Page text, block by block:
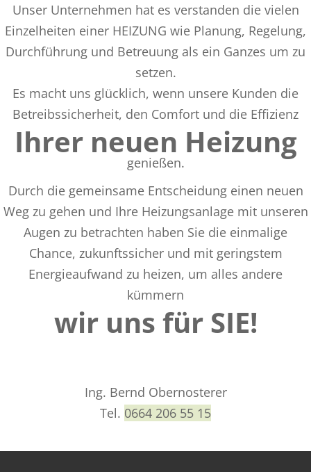
Unser Unternehmen hat es verstanden die vielen
Einzelheiten einer HEIZUNG wie Planung, Regelung,
Durchführung und Betreuung als ein Ganzes um zu
setzen.
Es macht uns glücklich, wenn unsere Kunden die
Betreibssicherheit, den Comfort und die Effizienz
Ihrer neuen Heizung
genießen.
Durch die gemeinsame Entscheidung einen neuen
Weg zu gehen und Ihre Heizungsanlage mit unseren
Augen zu betrachten haben Sie die einmalige
Chance, zukunftssicher und mit geringstem
Energieaufwand zu heizen, um alles andere
kümmern
wir uns für SIE!
Ing. Bernd Obernosterer
Tel. 0664 206 55 15